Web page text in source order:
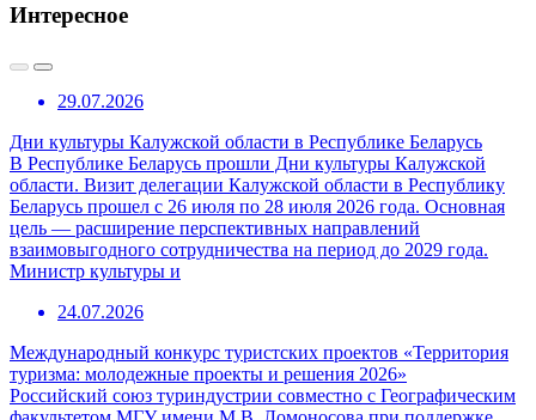
Интересное
29.07.2026
Дни культуры Калужской области в Республике Беларусь
В Республике Беларусь прошли Дни культуры Калужской
области. Визит делегации Калужской области в Республику
Беларусь прошел с 26 июля по 28 июля 2026 года. Основная
цель — расширение перспективных направлений
взаимовыгодного сотрудничества на период до 2029 года.
Министр культуры и
24.07.2026
Международный конкурс туристских проектов «Территория
туризма: молодежные проекты и решения 2026»
Российский союз туриндустрии совместно с Географическим